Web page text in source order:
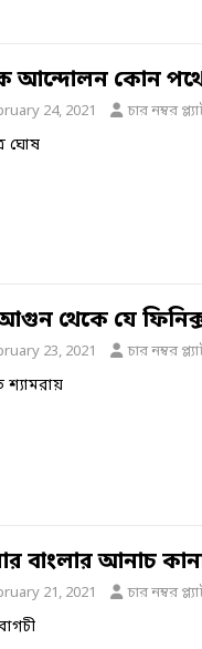
আন্দোলন কোন
24, 2021 চার নম্বর
ঘোষ
থেকে যে
23, 2021 চার নম্বর
শ্যামরায়
বাংলার আনাচ
21, 2021 চার নম্বর